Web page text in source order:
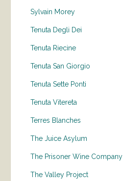
Sylvain Morey
Tenuta Degli Dei
Tenuta Riecine
Tenuta San Giorgio
Tenuta Sette Ponti
Tenuta Vitereta
Terres Blanches
The Juice Asylum
The Prisoner Wine Company
The Valley Project